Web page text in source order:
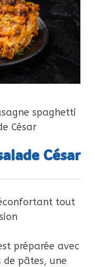
spaghetti
César
César
tout
préparée avec
de pâtes, une